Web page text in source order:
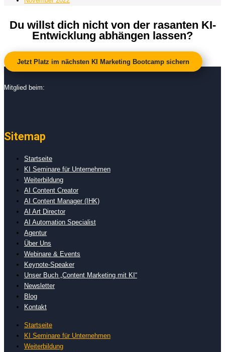
Du willst dich nicht von der rasanten KI-
Entwicklung abhängen lassen?
Jetzt Platz im nächsten KI Marketing Bootcamp sichern
Mitglied beim:
Sitemap
Startseite
KI Seminare für Unternehmen
Weiterbildung
AI Content Creator
AI Content Manager (IHK)
AI Art Director
AI Automation Specialist
Agentur
Über Uns
Webinare & Events
Keynote-Speaker
Unser Buch „Content Marketing mit KI“
Newsletter
Blog
Kontakt
Startseite
KI Seminare für Unternehmen
Weiterbildung